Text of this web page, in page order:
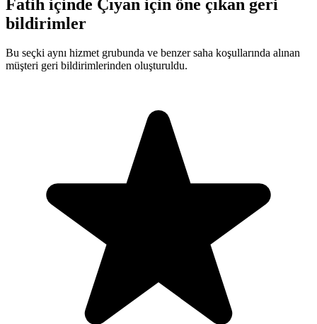
Fatih içinde Çıyan için öne çıkan geri
bildirimler
Bu seçki aynı hizmet grubunda ve benzer saha koşullarında alınan
müşteri geri bildirimlerinden oluşturuldu.